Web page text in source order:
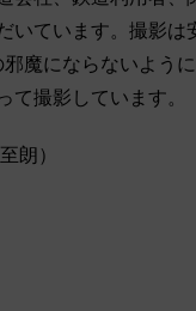
いています。撮影は
邪魔にならないよう
て撮影しています。
朗）